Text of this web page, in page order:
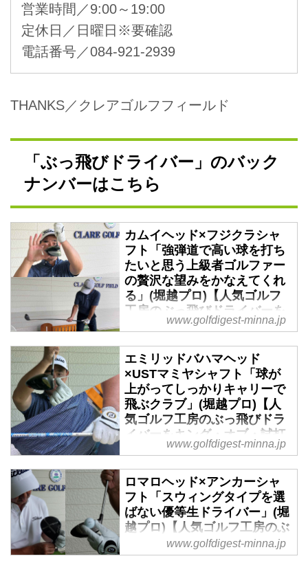
営業時間／9:00～19:00
定休日／日曜日※要確認
電話番号／084-921-2939
THANKS／クレアゴルフフィールド
「ぶっ飛びドライバー」のバック
ナンバーはこちら
カムイヘッド×フジクラシャ
フト「強弾道で高い球を打ち
たいと思う上級者ゴルファー
の贅沢な望みをかなえてくれ
る」(堀越プロ)【人気ゴルフ
工房のぶっ飛びドライバーを
キング・オブ・試打が語る】
ト
地域に根ざした大衆的な中華料理
店「町中華」にスポットが当たっ
て久しいが、同じように地域に根
ざしたゴルフショップといえば
「ゴルフ工房」がある。経験豊か
なクラフトマンが使い手の要望に
合わせ、ヘッドとシャフトを組む
「カスタムクラブ(地クラブ)」が
人気だ。そこで、人気工房の「飛
ぶスペック」を週イチで紹介！
試打者はゴルフダイジェストで四
半世紀にわたり世に出たほぼすべ
www.golfdigest-minna.jp
エミリッドバハマヘッド
×USTマミヤシャフト「球が
上がってしっかりキャリーで
飛ぶクラブ」(堀越プロ)【人
気ゴルフ工房のぶっ飛びドラ
イバーをキング・オブ・試打
が語る】 - みんなのゴルフダ
地域に根ざした大衆的な中華料理
店「町中華」にスポットが当たっ
て久しいが、同じように地域に根
ざしたゴルフショップといえば
「ゴルフ工房」がある。経験豊か
www.golfdigest-minna.jp
ロマロヘッド×アンカーシャ
フト「スウィングタイプを選
ばない優等生ドライバー」(堀
越プロ)【人気ゴルフ工房のぶ
っ飛びドライバーをキング・
オブ・試打が語る】 - みんな
www.golfdigest-minna.jp